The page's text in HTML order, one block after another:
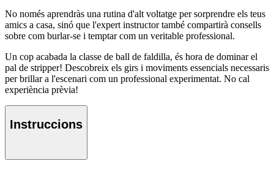
No només aprendràs una rutina d'alt voltatge per sorprendre els teus
amics a casa, sinó que l'expert instructor també compartirà consells
sobre com burlar-se i temptar com un veritable professional.
Un cop acabada la classe de ball de faldilla, és hora de dominar el
pal de stripper! Descobreix els girs i moviments essencials necessaris
per brillar a l'escenari com un professional experimentat. No cal
experiència prèvia!
Instruccions